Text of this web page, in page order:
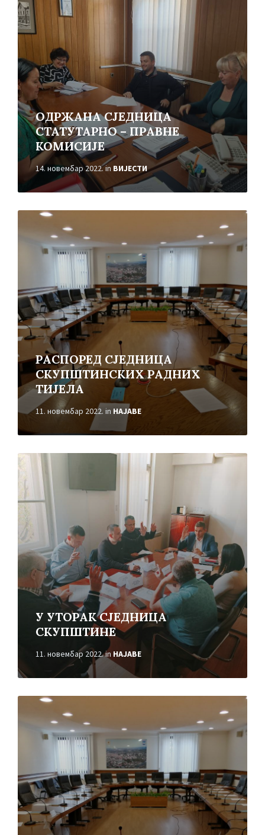
ОДРЖАНА СЈЕДНИЦА
СТАТУТАРНО – ПРАВНЕ
КОМИСИЈЕ
14. новембар 2022.in ВИЈЕСТИ
РАСПОРЕД СЈЕДНИЦА
СКУПШТИНСКИХ РАДНИХ
ТИЈЕЛА
11. новембар 2022. in НАЈАВЕ
Read
У УТОРАК СЈЕДНИЦА
СКУПШТИНЕ
11. новембар 2022.in НАЈАВЕ
Read
More
Read